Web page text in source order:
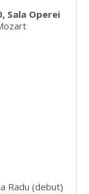
Sala Operei
Radu (debut)